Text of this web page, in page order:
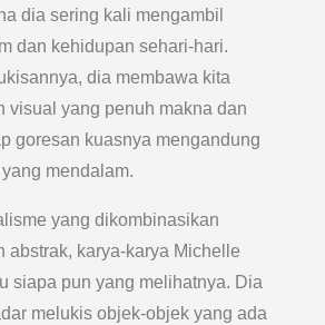
dia sering kali mengambil
dan kehidupan sehari-hari.
dia membawa kita
visual yang penuh makna dan
goresan kuasnya mengandung
mendalam.
yang dikombinasikan
abstrak, karya-karya Michelle
siapa pun yang melihatnya. Dia
melukis objek-objek yang ada